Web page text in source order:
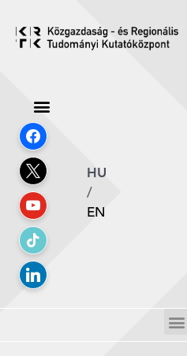
HU
/
EN